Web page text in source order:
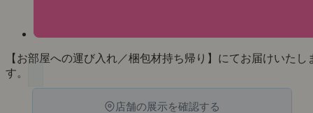
【お部屋への運び入れ／梱包材持ち帰り】にてお届けいたし
す。
店舗の展示を確認する